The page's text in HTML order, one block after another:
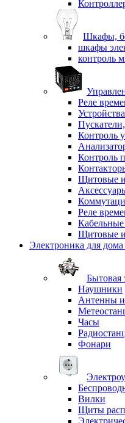
Шкафы,
шкафы
контроль
Реле
Контроль
Контроль
Щитовые
Реле
Щитовые
Электроника для дома
Бытовая
Наушники
Антенны и
Часы
Фонари
Вилки
Щиты